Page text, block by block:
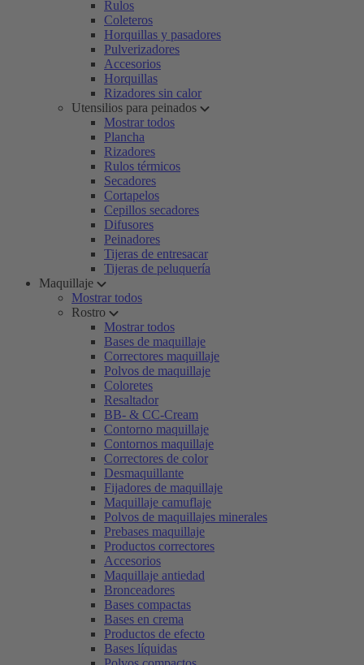
Rulos
Coleteros
Horquillas y pasadores
Pulverizadores
Accesorios
Horquillas
Rizadores sin calor
Utensilios para peinados
Mostrar todos
Plancha
Rizadores
Rulos térmicos
Secadores
Cortapelos
Cepillos secadores
Difusores
Peinadores
Tijeras de entresacar
Tijeras de peluquería
Maquillaje
Mostrar todos
Rostro
Mostrar todos
Bases de maquillaje
Correctores maquillaje
Polvos de maquillaje
Coloretes
Resaltador
BB- & CC-Cream
Contorno maquillaje
Contornos maquillaje
Correctores de color
Desmaquillante
Fijadores de maquillaje
Maquillaje camuflaje
Polvos de maquillajes minerales
Prebases maquillaje
Productos correctores
Accesorios
Maquillaje antiedad
Bronceadores
Bases compactas
Bases en crema
Productos de efecto
Bases líquidas